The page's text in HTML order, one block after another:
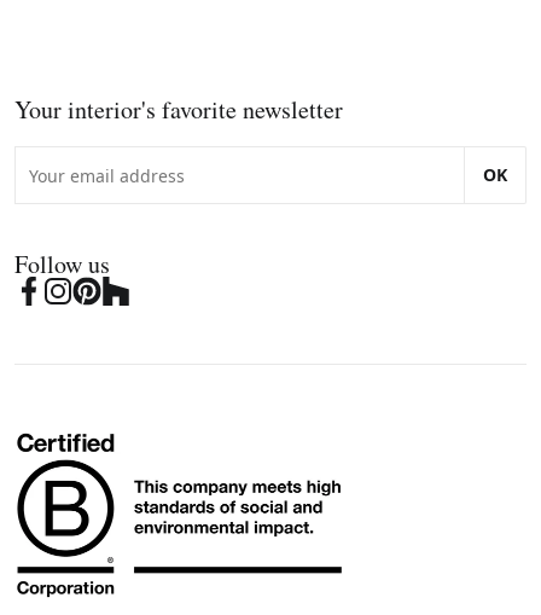
Your interior's favorite newsletter
OK
Follow us